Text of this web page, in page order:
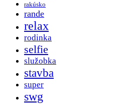
rakúsko
rande
relax
rodinka
selfie
služobka
stavba
super
swg